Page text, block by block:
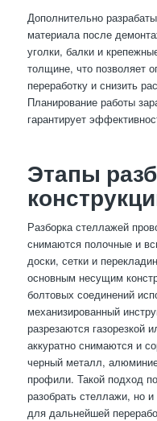
Дополнительно
материала после
уголки, балки и
толщине, что позволяет
переработку и снизить
Планирование работы
гарантирует
Этапы
Разборка стеллажей
снимаются полочные и
доски, сетки и
основным несущим
болтовых соединений
механизированный
разрезаются газорезкой
аккуратно снимаются и
черный металл,
профили. Такой подход
разобрать стеллажи, но
для дальнейшей